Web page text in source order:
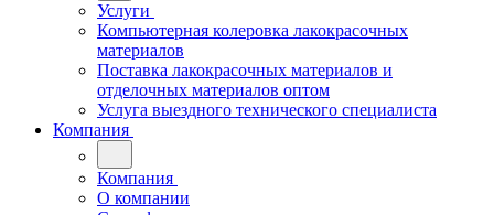
Услуги
Компьютерная колеровка лакокрасочных
материалов
Поставка лакокрасочных материалов и
отделочных материалов оптом
Услуга выездного технического специалиста
Компания
Компания
О компании